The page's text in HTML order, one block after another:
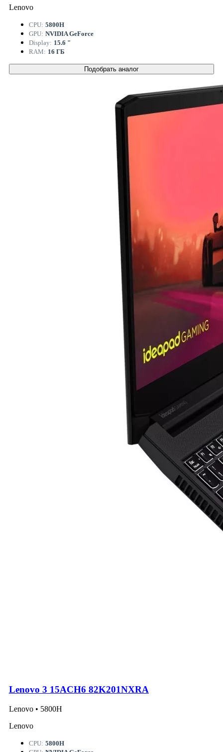
Lenovo
CPU: 5800H
GPU: NVIDIA GeForce
Display: 15.6 "
RAM: 16 ГБ
Подобрать аналог
Lenovo 3 15ACH6 82K201NXRA
Lenovo • 5800H
Lenovo
CPU: 5800H